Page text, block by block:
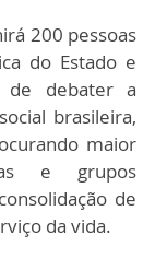
200 pessoas
do Estado e
de debater a
brasileira,
maior
e grupos
de
da vida.